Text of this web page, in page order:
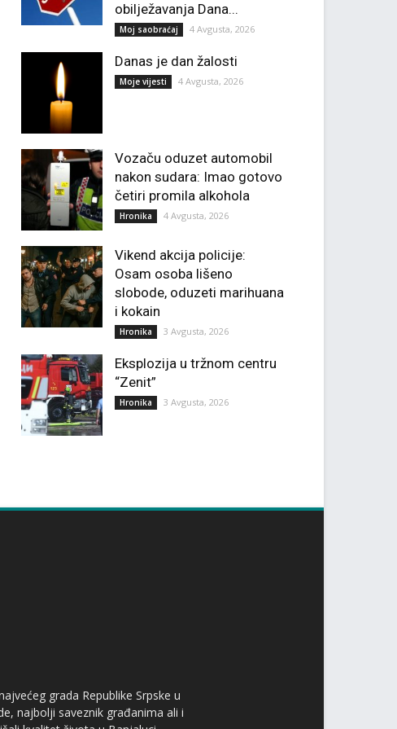
obilježavanja Dana...
Moj saobraćaj 4 Avgusta, 2026
Danas je dan žalosti
Moje vijesti 4 Avgusta, 2026
Vozaču oduzet automobil
nakon sudara: Imao gotovo
četiri promila alkohola
Hronika 4 Avgusta, 2026
Vikend akcija policije:
Osam osoba lišeno
slobode, oduzeti marihuana
i kokain
Hronika 3 Avgusta, 2026
Eksplozija u tržnom centru
“Zenit”
Hronika 3 Avgusta, 2026
grada Republike Srpske u
najbolji saveznik građanima ali i